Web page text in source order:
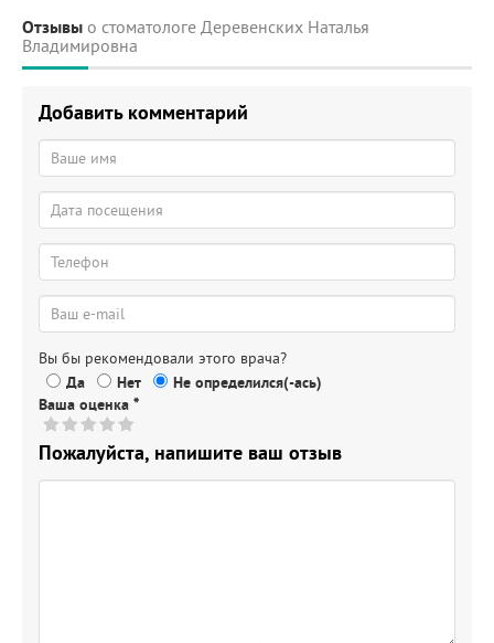
Отзывы о стоматологе Деревенских Наталья
Владимировна
Добавить комментарий
Вы бы рекомендовали этого врача?
Да
Нет
Не определился(-ась)
Ваша оценка *
Пожалуйста, напишите ваш отзыв